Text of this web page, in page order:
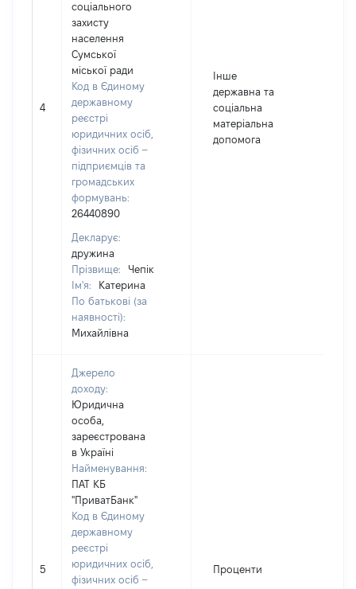
4
соціального
захисту
населення
Сумської
міської ради
Код в Єдиному
державному
реєстрі
юридичних осіб,
фізичних осіб –
підприємців та
громадських
формувань:
26440890
Декларує:
дружина
Прізвище:
Чепік
Ім'я:
Катерина
По батькові (за
наявності):
Михайлівна
Інше
державна та
соціальна
матеріальна
допомога
5
Джерело
доходу:
Юридична
особа,
зареєстрована
в Україні
Найменування:
ПАТ КБ
"ПриватБанк"
Код в Єдиному
державному
реєстрі
юридичних осіб,
фізичних осіб –
Проценти